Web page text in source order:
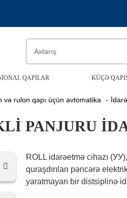
QAPILAR KÜÇƏ
və rulon qapı üçün avtomatika
PANJURU
ROLL idarəetmə cihazı
quraşdırılan pəncərə
yaratmayan bir distsiplinə